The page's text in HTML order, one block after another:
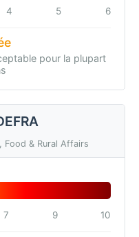
4 5 6
pour la plupart
Food & Rural Affairs
7 9 10